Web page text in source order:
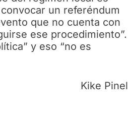
un referéndum
que no cuenta con
ese procedimiento”.
y eso “no es
Kike Pinel